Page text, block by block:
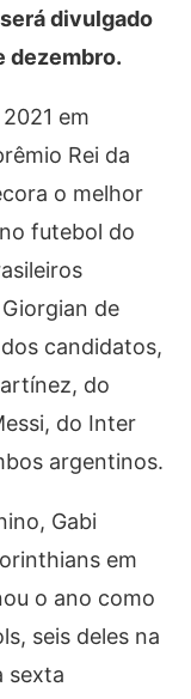
divulgado
dezembro.
em
Rei da
o melhor
futebol do
de
candidatos,
do
do Inter
argentinos.
Gabi
em
o ano como
seis deles na
sexta